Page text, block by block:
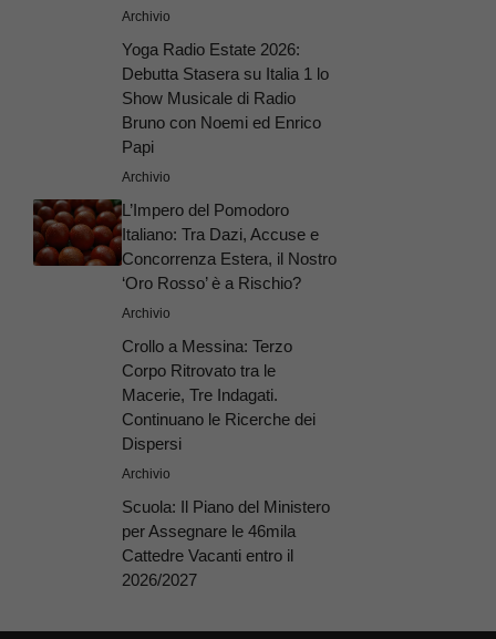
Archivio
Yoga Radio Estate 2026:
Debutta Stasera su Italia 1 lo
Show Musicale di Radio
Bruno con Noemi ed Enrico
Papi
Archivio
L’Impero del Pomodoro
Italiano: Tra Dazi, Accuse e
Concorrenza Estera, il Nostro
‘Oro Rosso’ è a Rischio?
Archivio
Crollo a Messina: Terzo
Corpo Ritrovato tra le
Macerie, Tre Indagati.
Continuano le Ricerche dei
Dispersi
Archivio
Scuola: Il Piano del Ministero
per Assegnare le 46mila
Cattedre Vacanti entro il
2026/2027